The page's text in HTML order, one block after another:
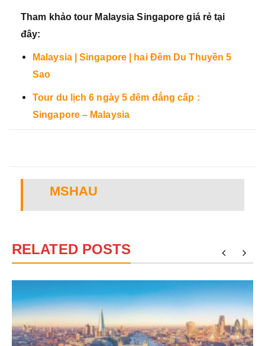
Tham khảo tour Malaysia Singapore giá rẻ tại
đây:
Malaysia | Singapore | hai Đêm Du Thuyền 5
Sao
Tour du lịch 6 ngày 5 đêm đẳng cấp :
Singapore – Malaysia
MSHAU
RELATED POSTS